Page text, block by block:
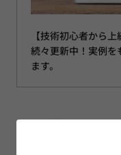
【技術初心者から上
続々更新中！実例を
ます。
資料ダウンロー